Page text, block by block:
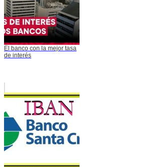
El banco con la mejor tasa
de interés